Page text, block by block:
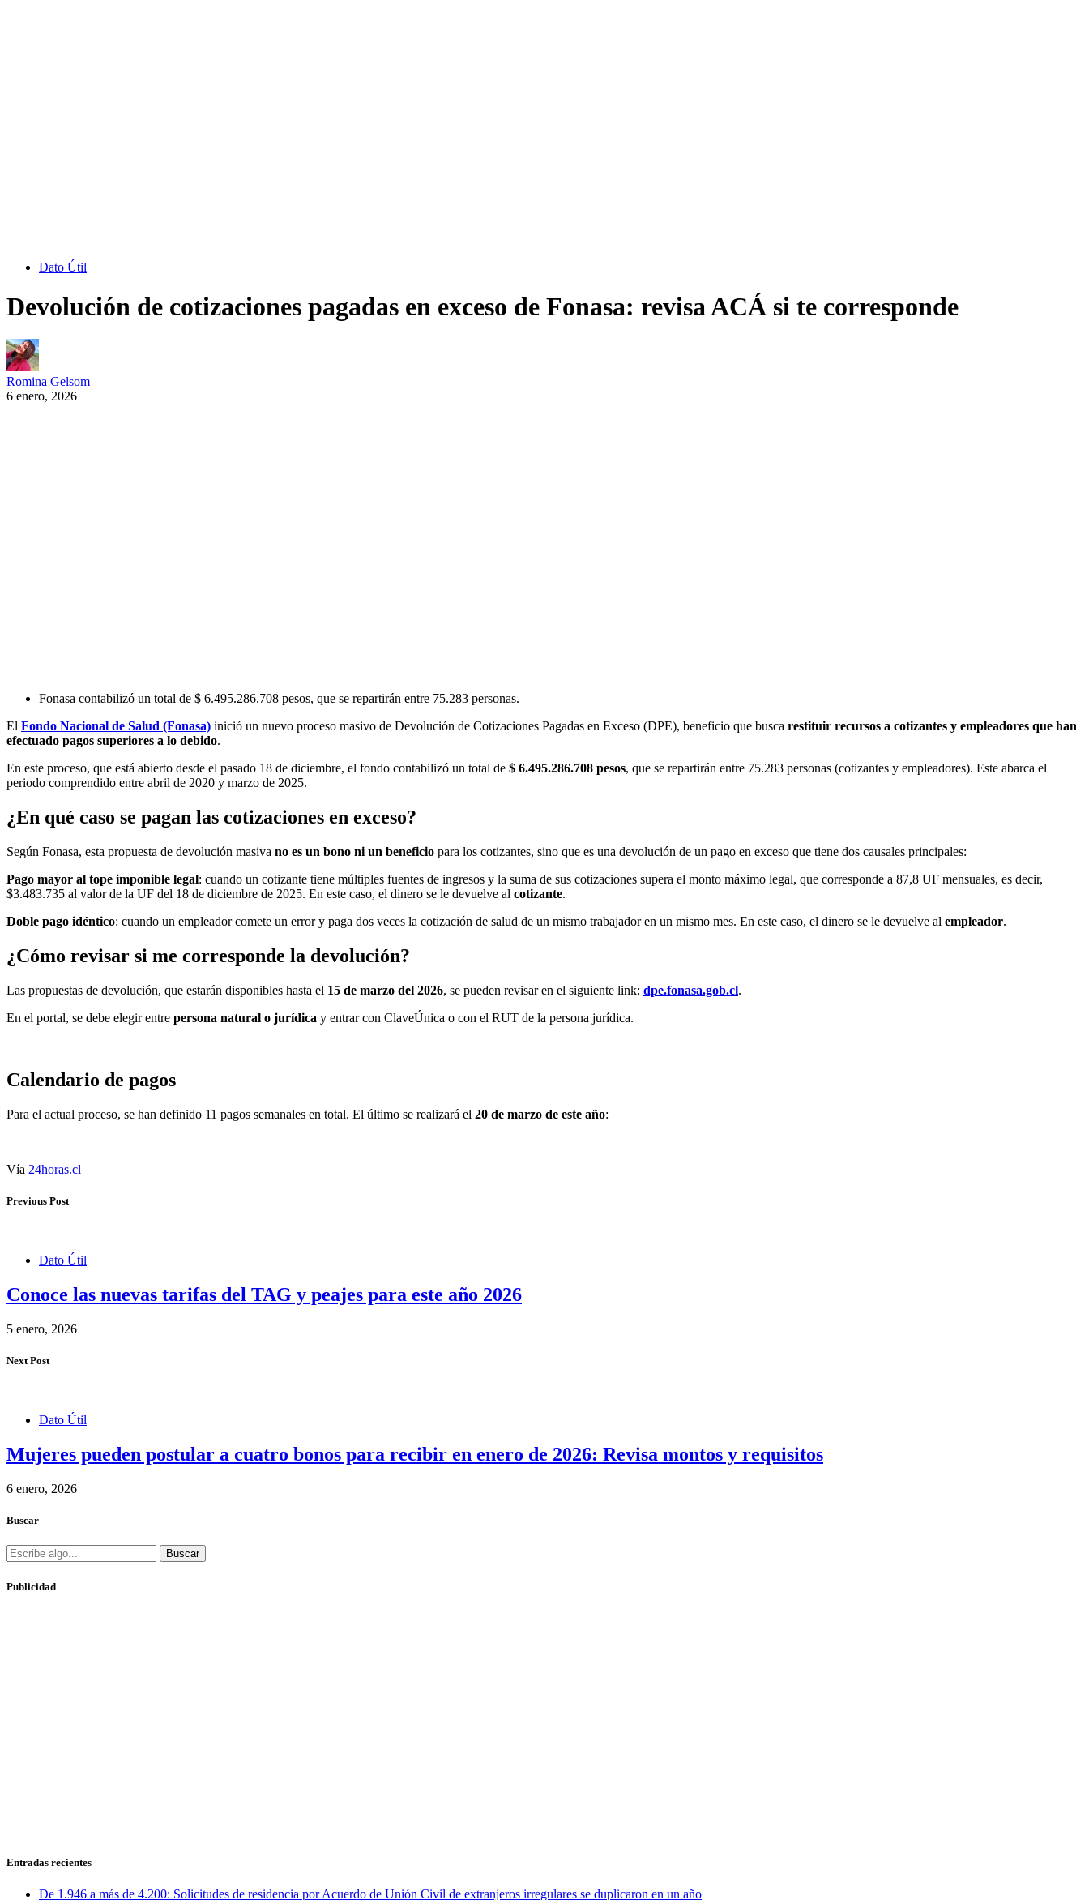
Dato Útil
Devolución de cotizaciones pagadas en exceso de Fonasa: revisa ACÁ si te corresponde
Romina Gelsom
6 enero, 2026
Fonasa contabilizó un total de $ 6.495.286.708 pesos, que se repartirán entre 75.283 personas.
El Fondo Nacional de Salud (Fonasa) inició un nuevo proceso masivo de Devolución de Cotizaciones Pagadas en Exceso (DPE), beneficio que busca restituir recursos a cotizantes y empleadores que han
efectuado pagos superiores a lo debido.
En este proceso, que está abierto desde el pasado 18 de diciembre, el fondo contabilizó un total de $ 6.495.286.708 pesos, que se repartirán entre 75.283 personas (cotizantes y empleadores). Este abarca el
periodo comprendido entre abril de 2020 y marzo de 2025.
¿En qué caso se pagan las cotizaciones en exceso?
Según Fonasa, esta propuesta de devolución masiva no es un bono ni un beneficio para los cotizantes, sino que es una devolución de un pago en exceso que tiene dos causales principales:
Pago mayor al tope imponible legal: cuando un cotizante tiene múltiples fuentes de ingresos y la suma de sus cotizaciones supera el monto máximo legal, que corresponde a 87,8 UF mensuales, es decir,
$3.483.735 al valor de la UF del 18 de diciembre de 2025. En este caso, el dinero se le devuelve al cotizante.
Doble pago idéntico: cuando un empleador comete un error y paga dos veces la cotización de salud de un mismo trabajador en un mismo mes. En este caso, el dinero se le devuelve al empleador.
¿Cómo revisar si me corresponde la devolución?
Las propuestas de devolución, que estarán disponibles hasta el 15 de marzo del 2026, se pueden revisar en el siguiente link: dpe.fonasa.gob.cl.
En el portal, se debe elegir entre persona natural o jurídica y entrar con ClaveÚnica o con el RUT de la persona jurídica.
Calendario de pagos
Para el actual proceso, se han definido 11 pagos semanales en total. El último se realizará el 20 de marzo de este año:
Vía 24horas.cl
Previous Post
Dato Útil
Conoce las nuevas tarifas del TAG y peajes para este año 2026
5 enero, 2026
Next Post
Dato Útil
Mujeres pueden postular a cuatro bonos para recibir en enero de 2026: Revisa montos y requisitos
6 enero, 2026
Buscar
Buscar
Publicidad
Entradas recientes
De 1.946 a más de 4.200: Solicitudes de residencia por Acuerdo de Unión Civil de extranjeros irregulares se duplicaron en un año